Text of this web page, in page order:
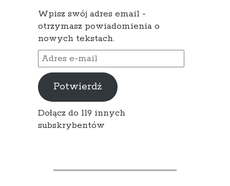
Wpisz swój adres email -
otrzymasz powiadomienia o
nowych tekstach.
Adres
e-
mail
Potwierdź
Dołącz do 119 innych
subskrybentów